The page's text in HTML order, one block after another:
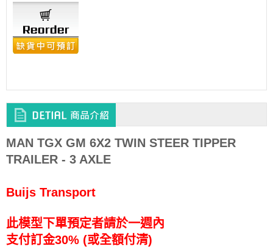
MAN TGX GM 6X2 TWIN STEER TIPPER
TRAILER - 3 AXLE
Buijs Transport
此模型下單預定者請於一週內
支付訂金30% (或全額付清)